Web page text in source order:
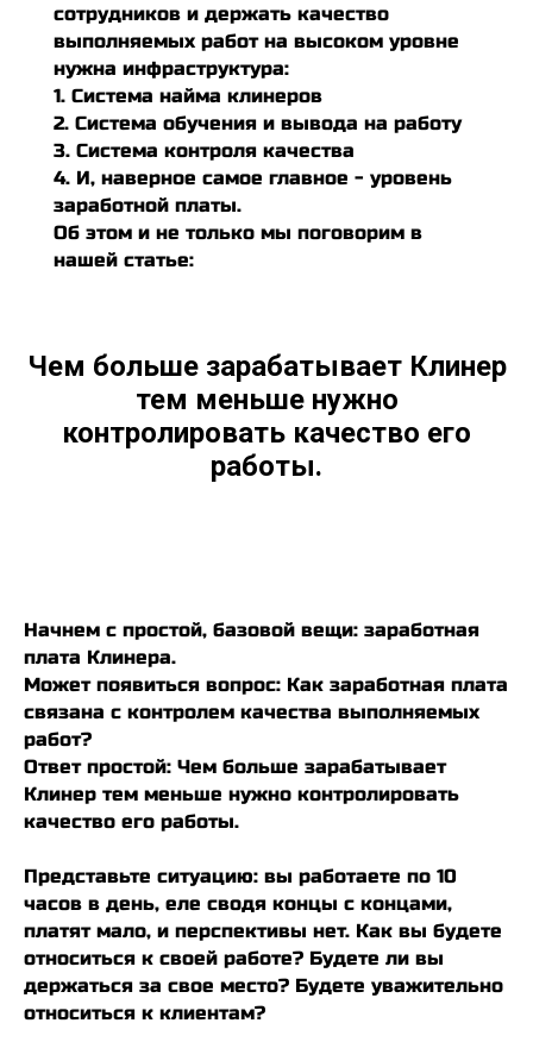
сотрудников и держать качество
выполняемых работ на высоком уровне
нужна инфраструктура:
1. Система найма клинеров
2. Система обучения и вывода на работу
3. Система контроля качества
4. И, наверное самое главное - уровень
заработной платы.
Об этом и не только мы поговорим в
нашей статье:
Чем больше зарабатывает Клинер
тем меньше нужно
контролировать качество его
работы.
Начнем с простой, базовой вещи: заработная
плата Клинера.
Может появиться вопрос: Как заработная плата
связана с контролем качества выполняемых
работ?
Ответ простой: Чем больше зарабатывает
Клинер тем меньше нужно контролировать
качество его работы.
Представьте ситуацию: вы работаете по 10
часов в день, еле сводя концы с концами,
платят мало, и перспективы нет. Как вы будете
относиться к своей работе? Будете ли вы
держаться за свое место? Будете уважительно
относиться к клиентам?